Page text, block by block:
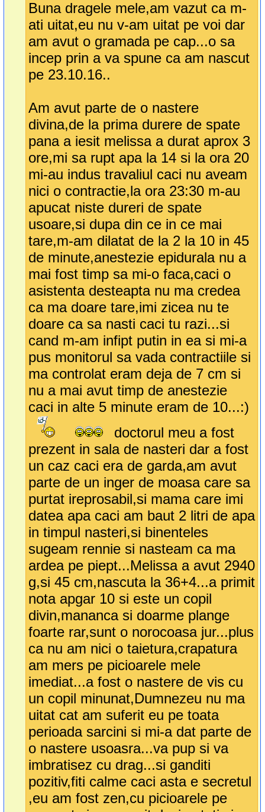
Buna dragele mele,am vazut ca m-
ati uitat,eu nu v-am uitat pe voi dar
am avut o gramada pe cap...o sa
incep prin a va spune ca am nascut
pe 23.10.16..
Am avut parte de o nastere
divina,de la prima durere de spate
pana a iesit melissa a durat aprox 3
ore,mi sa rupt apa la 14 si la ora 20
mi-au indus travaliul caci nu aveam
nici o contractie,la ora 23:30 m-au
apucat niste dureri de spate
usoare,si dupa din ce in ce mai
tare,m-am dilatat de la 2 la 10 in 45
de minute,anestezie epidurala nu a
mai fost timp sa mi-o faca,caci o
asistenta desteapta nu ma credea
ca ma doare tare,imi zicea nu te
doare ca sa nasti caci tu razi...si
cand m-am infipt putin in ea si mi-a
pus monitorul sa vada contractiile si
ma controlat eram deja de 7 cm si
nu a mai avut timp de anestezie
caci in alte 5 minute eram de 10...:)
doctorul meu a fost
prezent in sala de nasteri dar a fost
un caz caci era de garda,am avut
parte de un inger de moasa care sa
purtat ireprosabil,si mama care imi
datea apa caci am baut 2 litri de apa
in timpul nasteri,si binenteles
sugeam rennie si nasteam ca ma
ardea pe piept...Melissa a avut 2940
g,si 45 cm,nascuta la 36+4...a primit
nota apgar 10 si este un copil
divin,mananca si doarme plange
foarte rar,sunt o norocoasa jur...plus
ca nu am nici o taietura,crapatura
am mers pe picioarele mele
imediat...a fost o nastere de vis cu
un copil minunat,Dumnezeu nu ma
uitat cat am suferit eu pe toata
perioada sarcini si mi-a dat parte de
o nastere usoasra...va pup si va
imbratisez cu drag...si ganditi
pozitiv,fiti calme caci asta e secretul
,eu am fost zen,cu picioarele pe